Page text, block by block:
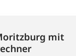
mit